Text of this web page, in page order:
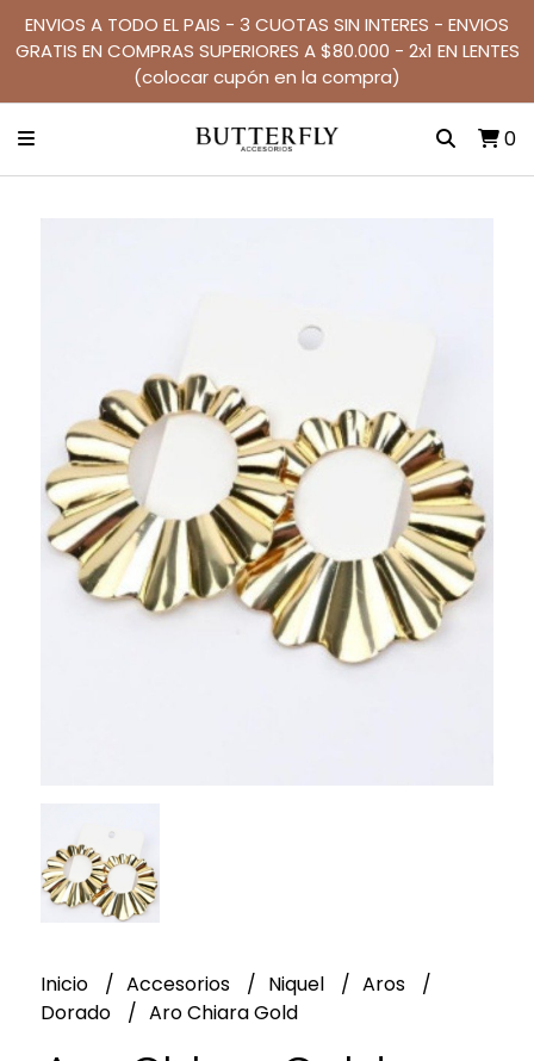
ENVIOS A TODO EL PAIS - 3 CUOTAS SIN INTERES - ENVIOS
GRATIS EN COMPRAS SUPERIORES A $80.000 - 2x1 EN LENTES
(colocar cupón en la compra)
0
Inicio Accesorios Niquel
Aros
Dorado
Aro Chiara Gold